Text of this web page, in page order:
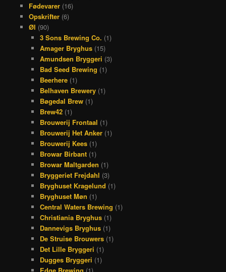
Fødevarer(16)
Opskrifter(6)
Øl (90)
3 Sons Brewing Co. (1)
Amager Bryghus (15)
Amundsen Bryggeri (3)
Bad Seed Brewing (1)
Beerhere (1)
Belhaven Brewery (1)
Bøgedal Brew (1)
Brew42 (1)
Brouwerij Frontaal (1)
Brouwerij Het Anker (1)
Brouwerij Kees (1)
Browar Birbant (1)
Browar Maltgarden (1)
Bryggeriet Frejdahl (3)
Bryghuset Kragelund (1)
Bryghuset Møn (1)
Central Waters Brewing (1)
Christiania Bryghus (1)
Dannevigs Bryghus (1)
De Struise Brouwers (1)
Det Lille Bryggeri (1)
Dugges Bryggeri (1)